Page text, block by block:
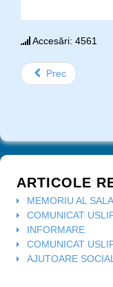
Accesări: 4561
Prec
ARTICOLE
MEMORIU AL
COMUNICAT
INFORMARE
COMUNICAT
AJUTOARE